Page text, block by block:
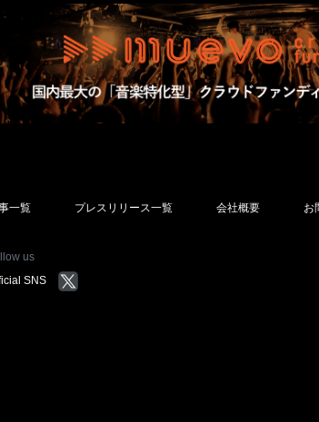
一覧 プレスリリース一覧 会社概要 お
us
SNS